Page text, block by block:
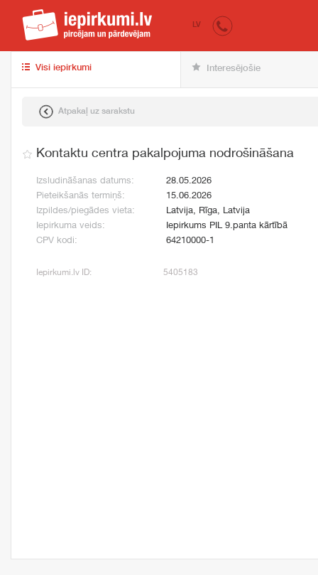
iepirkumi.lv
LV
Visi iepirkumi Interesējošie
Atpakaļ uz sarakstu
Kontaktu centra pakalpojuma nodrošināšana
Izsludināšanas datums:
28.05.2026
Pieteikšanās termiņš:
15.06.2026
Izpildes/piegādes vieta:
Latvija, Rīga, Latvija
Iepirkuma veids:
Iepirkums PIL 9.panta kārtībā
CPV kodi:
64210000-1
Iepirkumi.lv ID: 5405183